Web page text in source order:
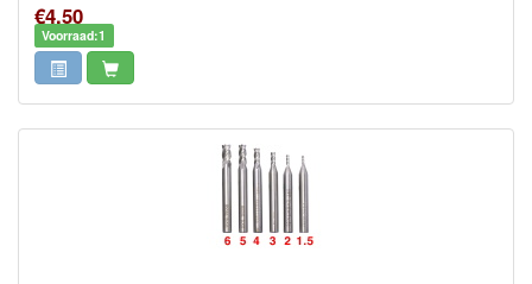
€4,50
Voorraad:1